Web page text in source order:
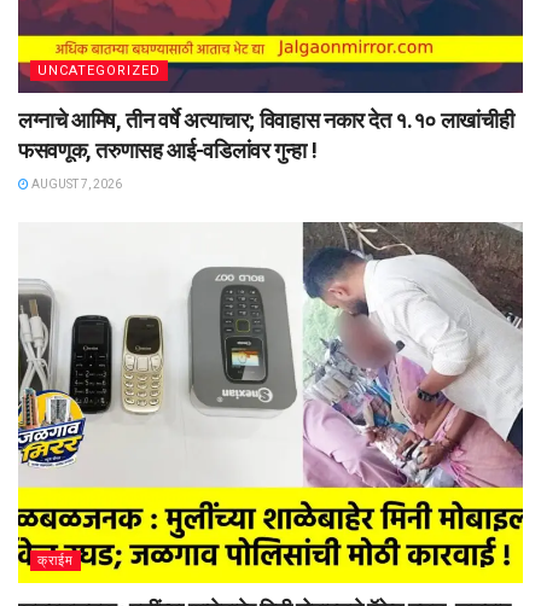
UNCATEGORIZED
लग्नाचे आमिष, तीन वर्षे अत्याचार; विवाहास नकार देत १.१० लाखांचीही
फसवणूक, तरुणासह आई-वडिलांवर गुन्हा !
AUGUST 7, 2026
क्राईम